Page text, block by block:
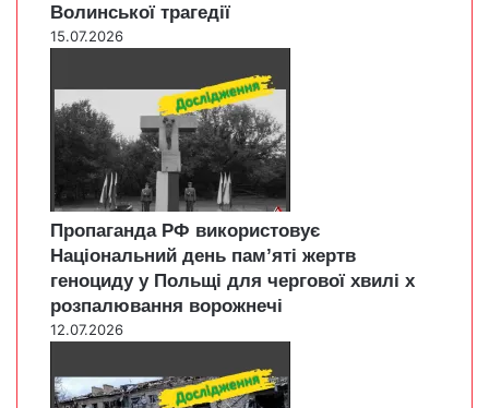
Волинської трагедії
15.07.2026
Пропаганда РФ використовує
Національний день пам’яті жертв
геноциду у Польщі для чергової хвилі х
розпалювання ворожнечі
12.07.2026